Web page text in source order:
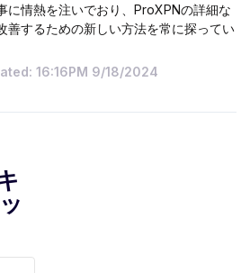
に情熱を注いでおり、ProXPNの詳細な
善するための新しい方法を常に探ってい
16:16PM 9/18/2024